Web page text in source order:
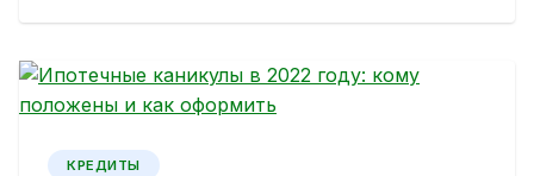
КРЕДИТЫ